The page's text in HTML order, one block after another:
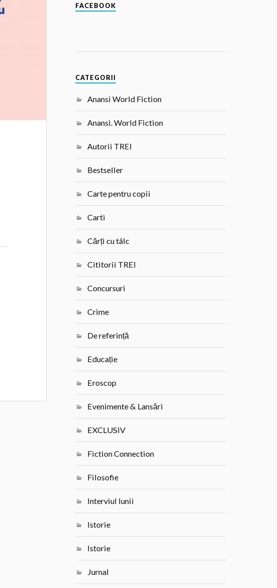
FACEBOOK
CATEGORII
Anansi World Fiction
Anansi. World Fiction
Autorii TREI
Bestseller
Carte pentru copii
Carti
Cărți cu tâlc
Cititorii TREI
Concursuri
Crime
De referință
Educație
Eroscop
Evenimente & Lansări
EXCLUSIV
Fiction Connection
Filosofie
Interviul lunii
Istorie
Istorie
Jurnal